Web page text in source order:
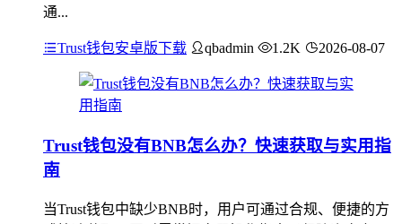
通...
Trust钱包安卓版下载 qbadmin 1.2K 2026-08-07
Trust钱包没有BNB怎么办？快速获取与实用指
南
当Trust钱包中缺少BNB时，用户可通过合规、便捷的方